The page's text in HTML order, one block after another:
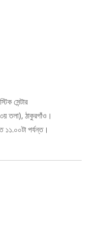
সেন্টার
তলা), ঠাকুরগাঁও।
১১.০০টা পর্যন্ত।